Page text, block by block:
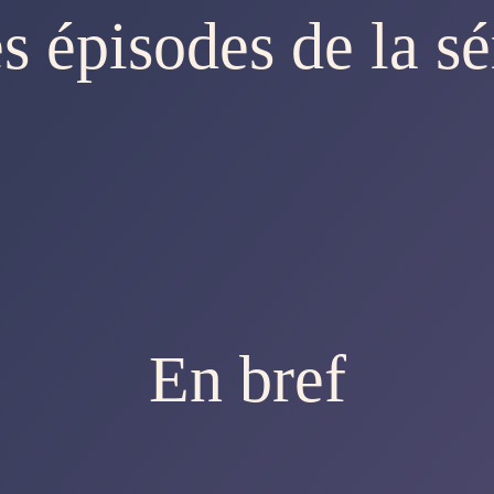
épisodes de la
En bref